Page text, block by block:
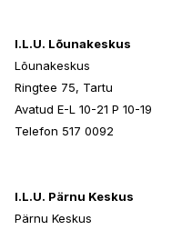
I.L.U. Lõunakeskus
Lõunakeskus
Ringtee 75, Tartu
Avatud E-L 10-21 P 10-19
Telefon 517 0092
I.L.U. Pärnu Keskus
Pärnu Keskus